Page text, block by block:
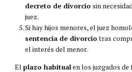
decreto de divorcio sin
juez.
Si hay hijos menores, el juez
sentencia de divorciotras
el interés del menor.
El plazo habitualen los juzgados de